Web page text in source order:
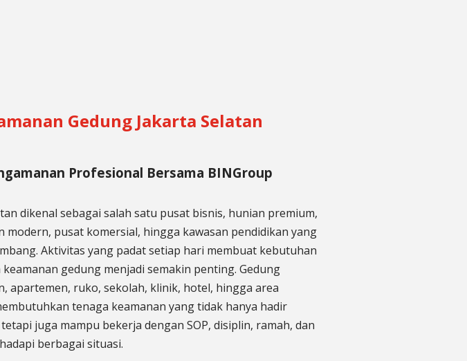
Gedung Jakarta Selatan
Profesional Bersama BINGroup
dikenal sebagai salah satu pusat bisnis, hunian premium,
modern, pusat komersial, hingga kawasan pendidikan yang
Aktivitas yang padat setiap hari membuat kebutuhan
gedung menjadi semakin penting. Gedung
apartemen, ruko, sekolah, klinik, hotel, hingga area
tenaga keamanan yang tidak hanya hadir
juga mampu bekerja dengan SOP, disiplin, ramah, dan
berbagai situasi.